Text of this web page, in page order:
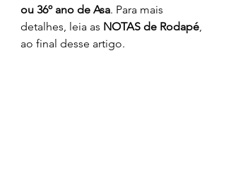
ou 36º ano de Asa. Para mais
detalhes, leia as NOTAS de Rodapé,
ao final desse artigo.